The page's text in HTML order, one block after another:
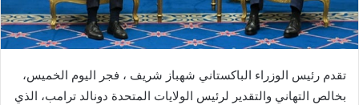
تقدم رئيس الوزراء الباكستاني شهباز شريف ، فجر اليوم الخميس،
بخالص التهاني والتقدير لرئيس الولايات المتحدة دونالد ترامب، الذي